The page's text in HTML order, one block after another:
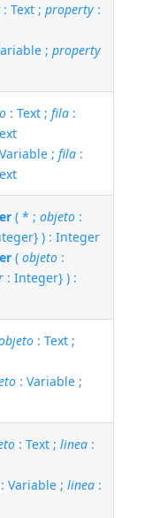
: Text ;property :
;property
: Text ;fila :
;fila :
( * ;objeto :
) : Integer
(objeto :
: Integer} ) :
: Text ;
: Variable ;
: Text ;linea :
: Variable ;linea :